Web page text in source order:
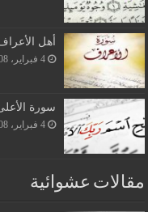
أهل
4 فبراير، 2008
سورة
4 فبراير، 2008
مقالات عشوائية